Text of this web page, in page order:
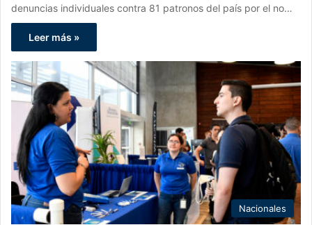
denuncias individuales contra 81 patronos del país por el no…
Leer más »
Nacionales